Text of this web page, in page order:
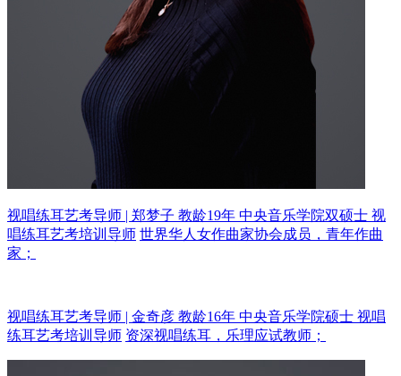
视唱练耳艺考导师 | 郑梦子 教龄19年 中央音乐学院双硕士 视
唱练耳艺考培训导师 世界华人女作曲家协会成员，青年作曲
家；
视唱练耳艺考导师 | 金奇彦 教龄16年 中央音乐学院硕士 视唱
练耳艺考培训导师 资深视唱练耳，乐理应试教师；